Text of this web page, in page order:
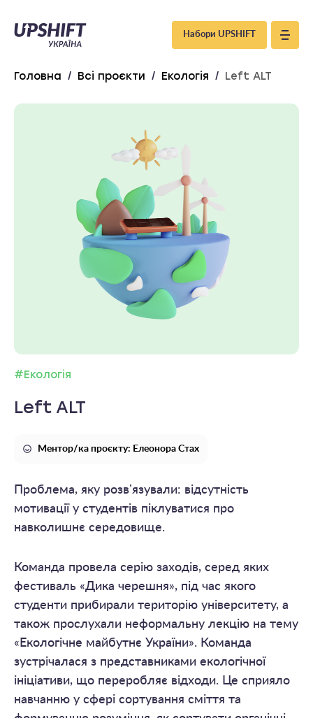
Upshift
–
Україна
Набори UPSHIFT
Головна / Всі проєкти / Екологія / Left ALT
#Екологія
Left ALT
Ментор/ка проєкту: Елеонора Стах
Проблема, яку розвʼязували: відсутність
мотивації у студентів піклуватися про
навколишнє середовище.
Команда провела серію заходів, серед яких
фестиваль «Дика черешня», під час якого
студенти прибирали територію університету, а
також прослухали неформальну лекцію на тему
«Екологічне майбутнє України». Команда
зустрічалася з представниками екологічної
ініціативи, що переробляє відходи. Це сприяло
навчанню у сфері сортування сміття та